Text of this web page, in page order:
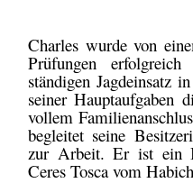
Charles wurde von
Prüfungen
ständigen Jagdeinsatz
seiner Hauptaufgaben
vollem
begleitet seine
zur Arbeit. Er ist ein
Ceres Tosca vom